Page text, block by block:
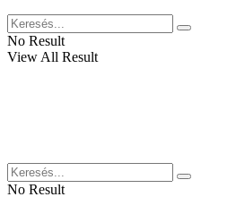
No Result
View All Result
No Result